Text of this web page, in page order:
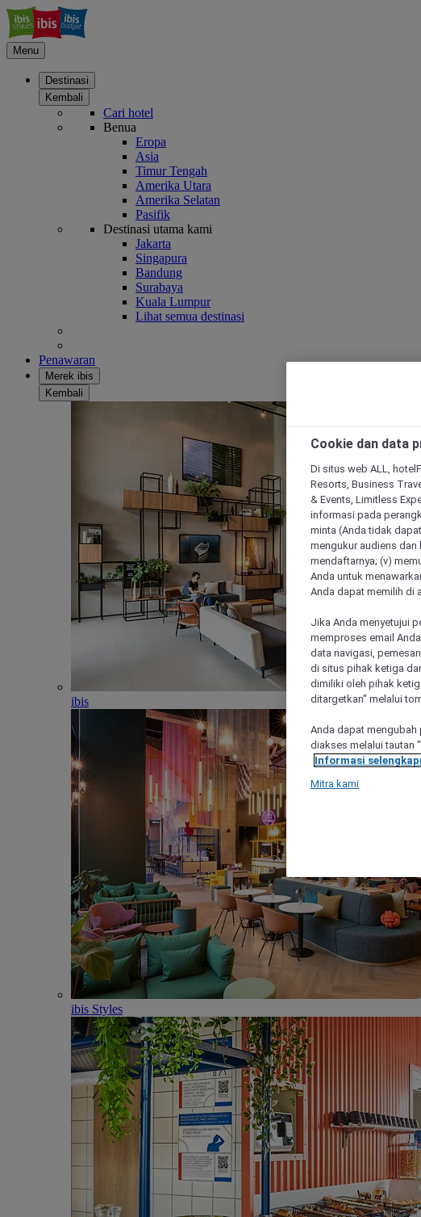
Menu
Destinasi
Kembali
Cari hotel
Benua
Eropa
Asia
Timur Tengah
Amerika Utara
Amerika Selatan
Pasifik
Destinasi utama kami
Jakarta
Singapura
Bandung
Surabaya
Kuala Lumpur
Lihat semua destinasi
Penawaran
Merek ibis
Kembali
ibis
ibis Styles
Cookie dan data
Di situs web ALL,
Resorts, Business
& Events, Limitless
informasi pada
minta (Anda tidak
mengukur audiens dan
mendaftarnya; (v)
Anda untuk
Anda dapat memilih di
Jika Anda menyetujui
memproses email
data navigasi,
di situs pihak ketiga
dimiliki oleh pihak
ditargetkan" melalui
Anda dapat
diakses melalui tautan
Informasi
Mitra kami